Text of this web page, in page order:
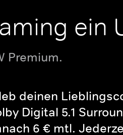
ein
Premium.
deinen
Digital 5.1
6 € mtl.